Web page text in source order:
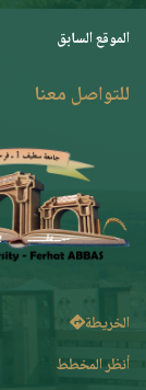
الموقع السابق
للتواصل معنا
الخريطة
أنظر المخطط